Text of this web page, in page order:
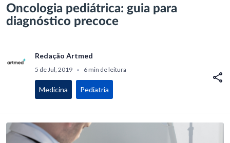
Oncologia pediátrica: guia para
diagnóstico precoce
Redação Artmed
5 de Jul, 2019 • 6 min de leitura
Medicina Pediatria